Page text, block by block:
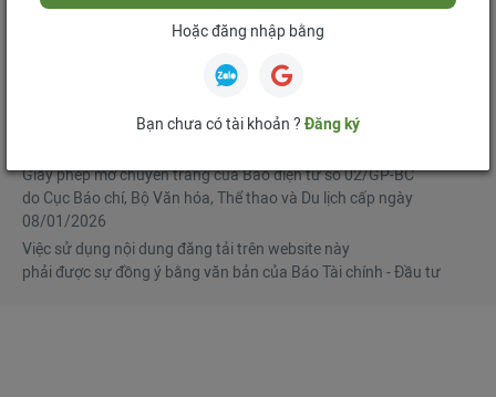
Ngô Chí Tùng Lê Trọng Minh
Giấy phép mở chuyên trang của Báo điện tử số 02/GP-BC
do Cục Báo chí, Bộ Văn hóa, Thể thao và Du lịch cấp ngày
08/01/2026
Việc sử dụng nội dung đăng tải trên website này
phải được sự đồng ý bằng văn bản của Báo Tài chính - Đầu tư
Hoặc đăng nhập bằng
Bạn chưa có tài khoản ?Đăng ký